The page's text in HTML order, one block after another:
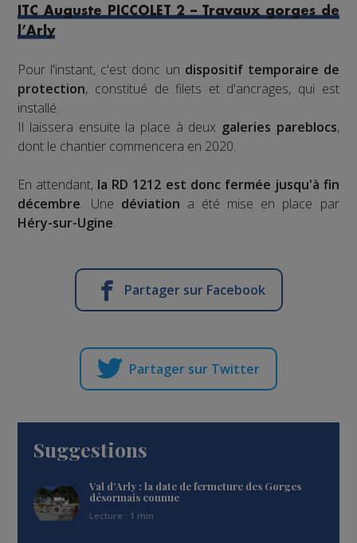
ITC Auguste PICCOLET 2 – Travaux gorges de
l’Arly
Pour l'instant, c'est donc un dispositif temporaire de
protection, constitué de filets et d'ancrages, qui est
installé.
Il laissera ensuite la place à deux galeries pareblocs,
dont le chantier commencera en 2020.
En attendant, la RD 1212 est donc fermée jusqu'à fin
décembre. Une déviation a été mise en place par
Héry-sur-Ugine.
Partager sur Facebook
Partager sur Twitter
Suggestions
Val d'Arly : la date de fermeture des Gorges
désormais connue
Lecture : 1 min